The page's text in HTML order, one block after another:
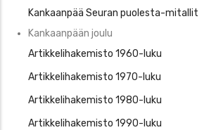
Kankaanpää Seuran puolesta-mitallit
Kankaanpään joulu
Artikkelihakemisto 1960-luku
Artikkelihakemisto 1970-luku
Artikkelihakemisto 1980-luku
Artikkelihakemisto 1990-luku